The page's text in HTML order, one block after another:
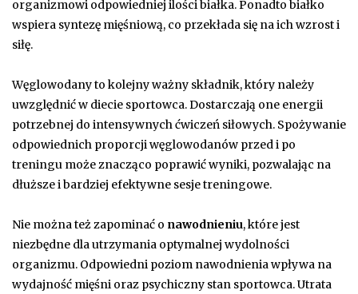
organizmowi odpowiedniej ilości białka. Ponadto białko
wspiera syntezę mięśniową, co przekłada się na ich wzrost i
siłę.
Węglowodany to kolejny ważny składnik, który należy
uwzględnić w diecie sportowca. Dostarczają one energii
potrzebnej do intensywnych ćwiczeń siłowych. Spożywanie
odpowiednich proporcji węglowodanów przed i po
treningu może znacząco poprawić wyniki, pozwalając na
dłuższe i bardziej efektywne sesje treningowe.
Nie można też zapominać o nawodnieniu, które jest
niezbędne dla utrzymania optymalnej wydolności
organizmu. Odpowiedni poziom nawodnienia wpływa na
wydajność mięśni oraz psychiczny stan sportowca. Utrata